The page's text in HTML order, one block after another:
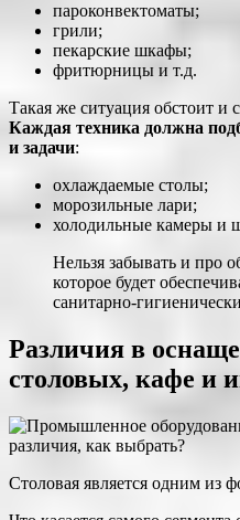
пароконвектоматы;
грили;
пекарские шкафы;
фритюрницы и т.д.
Такая же ситуация обстоит и
Каждая техника должна
и задачи:
охлаждаемые столы;
морозильные лари;
холодильные камеры и
Нельзя забывать и про
которое будет
санитарно-
Различия в
столовых, кафе и
Столовая является одним из